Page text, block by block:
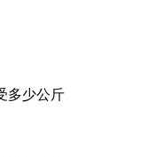
多少公斤